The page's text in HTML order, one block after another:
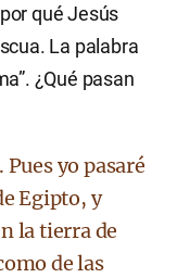
qué Jesús
La palabra
¿Qué pasan
yo pasaré
Egipto, y
la tierra de
de las